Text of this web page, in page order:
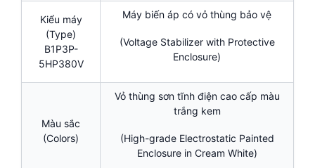
Kiểu máy
(Type)
B1P3P-
5HP380V
Máy biến áp có vỏ thùng bảo vệ
(Voltage Stabilizer with Protective
Enclosure)
Màu sắc
(Colors)
Vỏ thùng sơn tĩnh điện cao cấp màu
trắng kem
(High-grade Electrostatic Painted
Enclosure in Cream White)